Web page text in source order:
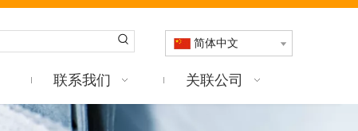
简体中文
联系我们 关联公司